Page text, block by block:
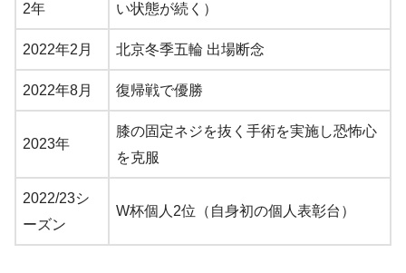
2年
い状態が続く）
2022年2月 北京冬季五輪 出場断念
2022年8月 復帰戦で優勝
2023年
膝の固定ネジを抜く手術を実施し恐怖心
を克服
2022/23シ
ーズン
W杯個人2位（自身初の個人表彰台）